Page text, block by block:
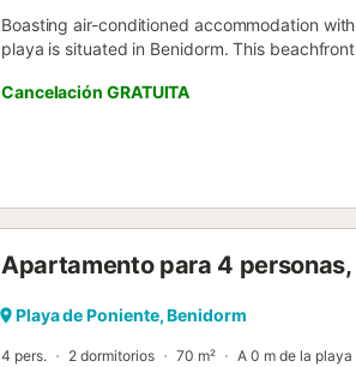
Boasting air-conditioned accommodation
playa is situated in Benidorm. This
Cancelación GRATUITA
Apartamento para 4
Playa de Poniente, Benidorm
4 pers. 2 dormitorios 70 m² A 0 m de la playa